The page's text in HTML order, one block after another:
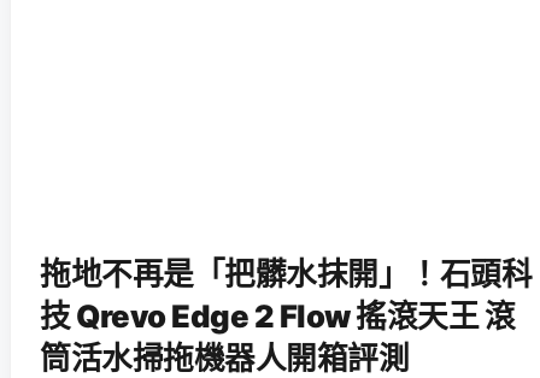
拖地不再是「把髒水抹開」！石頭科
技 Qrevo Edge 2 Flow 搖滾天王 滾
筒活水掃拖機器人開箱評測